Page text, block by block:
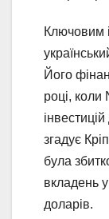
Ключовим
Його
році, коли
згадує
була
вкладень
доларів.